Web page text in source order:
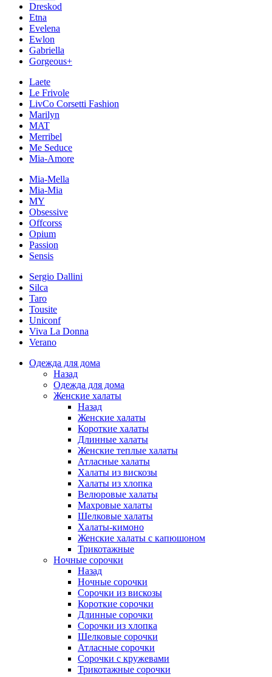
Dreskod
Etna
Evelena
Ewlon
Gabriella
Gorgeous+
Laete
Le Frivole
LivCo Corsetti Fashion
Marilyn
MAT
Merribel
Me Seduce
Mia-Amore
Mia-Mella
Mia-Mia
MY
Obsessive
Offcorss
Opium
Passion
Sensis
Sergio Dallini
Silca
Taro
Tousite
Uniconf
Viva La Donna
Verano
Одежда для дома
Назад
Одежда для дома
Женские халаты
Назад
Женские халаты
Короткие халаты
Длинные халаты
Женские теплые халаты
Атласные халаты
Халаты из вискозы
Халаты из хлопка
Велюровые халаты
Махровые халаты
Шелковые халаты
Халаты-кимоно
Женские халаты с капюшоном
Трикотажные
Ночные сорочки
Назад
Ночные сорочки
Сорочки из вискозы
Короткие сорочки
Длинные сорочки
Сорочки из хлопка
Шелковые сорочки
Атласные сорочки
Сорочки с кружевами
Трикотажные сорочки